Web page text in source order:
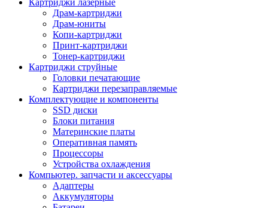
Картриджи лазерные
Драм-картриджи
Драм-юниты
Копи-картриджи
Принт-картриджи
Тонер-картриджи
Картриджи струйные
Головки печатающие
Картриджи перезаправляемые
Комплектующие и компоненты
SSD диски
Блоки питания
Материнские платы
Оперативная память
Процессоры
Устройства охлаждения
Компьютер. запчасти и аксессуары
Адаптеры
Аккумуляторы